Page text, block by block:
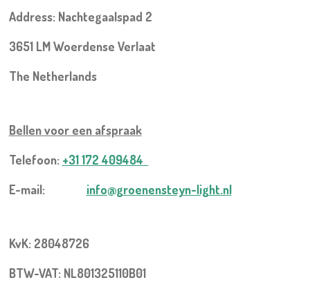
Address: Nachtegaalspad 2
3651 LM Woerdense Verlaat
The Netherlands
Bellen voor een afspraak
Telefoon: +31 172 409484
E-mail: info@groenensteyn-light.nl
KvK: 28048726
BTW-VAT: NL801325110B01